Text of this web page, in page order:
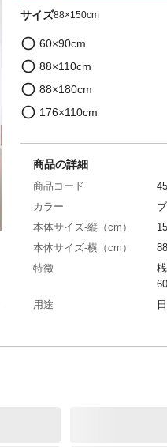
サイズ88×150cm
60×90cm
88×110cm
88×180cm
176×110cm
商品の詳細
商品コード
カラー
本体サイズ-縦（cm）
本体サイズ-横（cm）
88
特徴
用途